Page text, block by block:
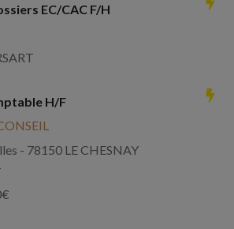
EC/CAC F/H
H/F
- 78150 LE CHESNAY
€